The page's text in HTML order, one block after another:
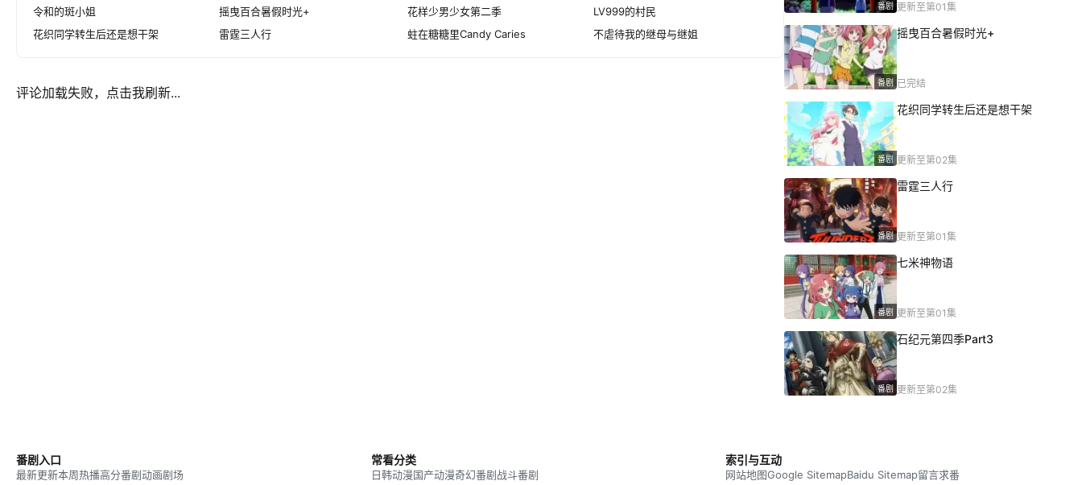
令和的斑小姐
摇曳百合暑假时光+
花织同学转生后还是想干架
雷霆三人行
花样少男少女第二季
LV999的村民
蛀在糖糖里Candy Caries
不虐待我的继母与继姐
评论加载失败，点击我刷新...
番剧 更新至第01集
番剧
摇曳百合暑假时光+
已完结
番剧
花织同学转生后还是想干架
更新至第02集
番剧
雷霆三人行
更新至第01集
番剧
七米神物语
更新至第01集
番剧
石纪元第四季Part3
更新至第02集
番剧入口
最新更新本周热播高分番剧动画剧场
常看分类
日韩动漫国产动漫奇幻番剧战斗番剧
索引与互动
网站地图Google SitemapBaidu Sitemap留言求番